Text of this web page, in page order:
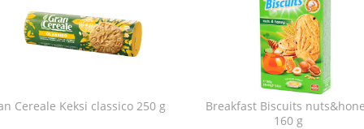
Cereale Keksi classico 250 g
Breakfast Biscuits
160 g